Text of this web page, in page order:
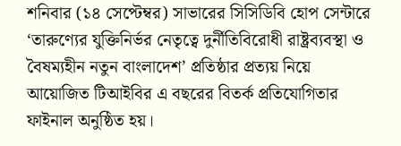
শনিবার (১৪ সেপ্টেম্বর) সাভারের সিসিডিবি হোপ সেন্টারে
‘তারুণ্যের যুক্তিনির্ভর নেতৃত্বে দুর্নীতিবিরোধী রাষ্ট্রব্যবস্থা ও
বৈষম্যহীন নতুন বাংলাদেশ’ প্রতিষ্ঠার প্রত্যয় নিয়ে
আয়োজিত টিআইবির এ বছরের বিতর্ক প্রতিযোগিতার
ফাইনাল অনুষ্ঠিত হয়।